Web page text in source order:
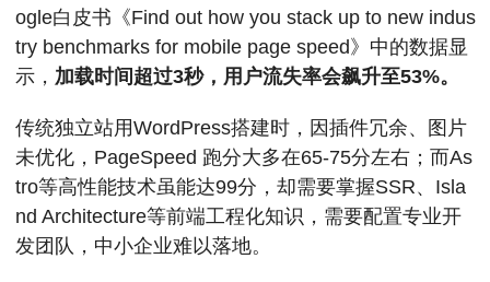
ogle白皮书《Find out how you stack up to new indus
try benchmarks for mobile page speed》中的数据显
示， 加载时间超过3秒，用户流失率会飙升至53%。
传统独立站用WordPress搭建时，因插件冗余、图片
未优化，PageSpeed 跑分大多在65-75分左右；而As
tro等高性能技术虽能达99分，却需要掌握SSR、Isla
nd Architecture等前端工程化知识，需要配置专业开
发团队，中小企业难以落地。